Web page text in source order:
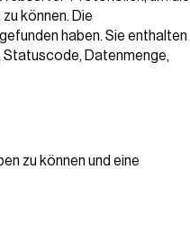
können. Die
haben. Sie enthalten
Statuscode, Datenmenge,
zu können und eine